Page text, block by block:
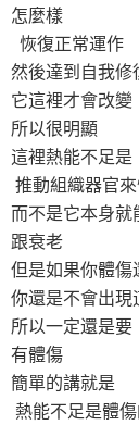
怎麼樣
恢復正常運作
然後達到自我修
它這裡才會改變
所以很明顯
這裡熱能不足是
推動組織器官
而不是它本身
跟衰老
但是如果你體
你還是不會出現
所以一定還是要
有體傷
簡單的講就是
熱能不足是體